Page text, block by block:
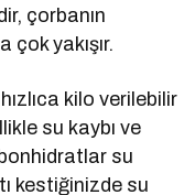
çorbanın
çok yakışır.
kilo verilebilir
su kaybı ve
su
kestiğinizde su